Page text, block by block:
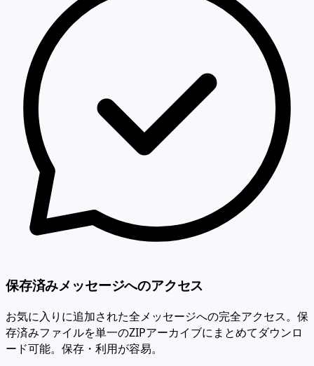
保存済みメッセージへのアクセス
お気に入りに追加された全メッセージへの完全アクセス。保
存済みファイルを単一のZIPアーカイブにまとめてダウンロ
ード可能。保存・利用が容易。